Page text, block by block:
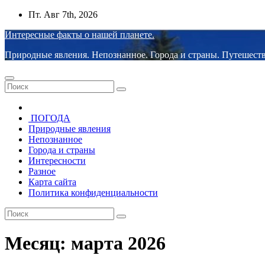
Перейти
содержимому
Пт. Авг 7th, 2026
Интересные факты о нашей планете.
Природные явления. Непознанное. Города и страны.
ПОГОДА
Природные явления
Непознанное
Города и страны
Интересности
Разное
Карта сайта
Политика конфиденциальности
Месяц: марта 2026